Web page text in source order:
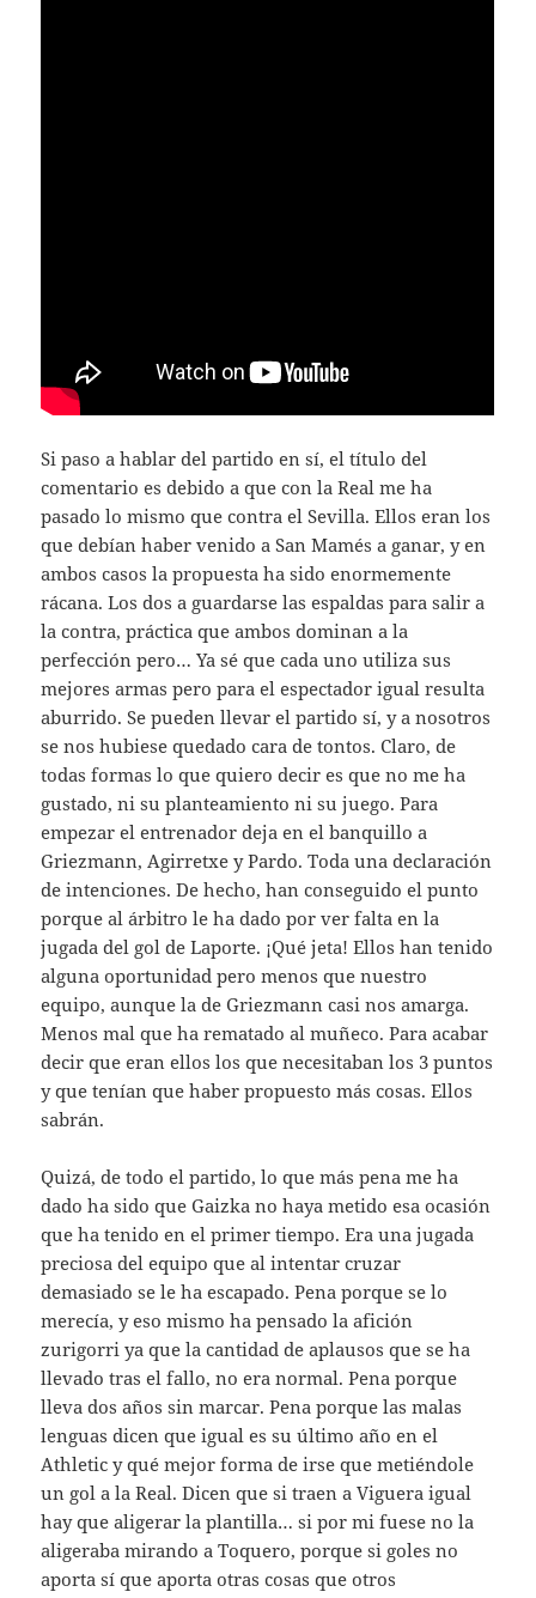
Si paso a hablar del partido en sí, el título del
comentario es debido a que con la Real me ha
pasado lo mismo que contra el Sevilla. Ellos eran los
que debían haber venido a San Mamés a ganar, y en
ambos casos la propuesta ha sido enormemente
rácana. Los dos a guardarse las espaldas para salir a
la contra, práctica que ambos dominan a la
perfección pero… Ya sé que cada uno utiliza sus
mejores armas pero para el espectador igual resulta
aburrido. Se pueden llevar el partido sí, y a nosotros
se nos hubiese quedado cara de tontos. Claro, de
todas formas lo que quiero decir es que no me ha
gustado, ni su planteamiento ni su juego. Para
empezar el entrenador deja en el banquillo a
Griezmann, Agirretxe y Pardo. Toda una declaración
de intenciones. De hecho, han conseguido el punto
porque al árbitro le ha dado por ver falta en la
jugada del gol de Laporte. ¡Qué jeta! Ellos han tenido
alguna oportunidad pero menos que nuestro
equipo, aunque la de Griezmann casi nos amarga.
Menos mal que ha rematado al muñeco. Para acabar
decir que eran ellos los que necesitaban los 3 puntos
y que tenían que haber propuesto más cosas. Ellos
sabrán.
Quizá, de todo el partido, lo que más pena me ha
dado ha sido que Gaizka no haya metido esa ocasión
que ha tenido en el primer tiempo. Era una jugada
preciosa del equipo que al intentar cruzar
demasiado se le ha escapado. Pena porque se lo
merecía, y eso mismo ha pensado la afición
zurigorri ya que la cantidad de aplausos que se ha
llevado tras el fallo, no era normal. Pena porque
lleva dos años sin marcar. Pena porque las malas
lenguas dicen que igual es su último año en el
Athletic y qué mejor forma de irse que metiéndole
un gol a la Real. Dicen que si traen a Viguera igual
hay que aligerar la plantilla… si por mi fuese no la
aligeraba mirando a Toquero, porque si goles no
aporta sí que aporta otras cosas que otros